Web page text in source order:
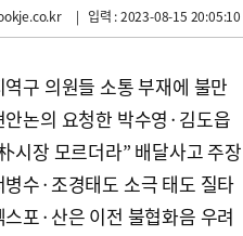
| 입력 : 2023-08-15 20:05:10
역구 의원들 소통 부재에 불만
안논의 요청한 박수영·김도읍
시장 모르더라” 배달사고 주장
병수·조경태도 소극 태도 질타
스포·산은 이전 불협화음 우려